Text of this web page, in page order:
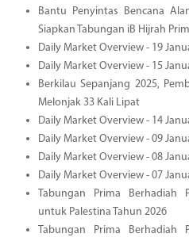
Bantu Penyintas Bencana
Siapkan Tabungan iB Hijrah
Daily Market Overview - 19
Daily Market Overview - 15
Berkilau Sepanjang 2025,
Melonjak 33 Kali Lipat
Daily Market Overview - 14
Daily Market Overview - 09
Daily Market Overview - 08
Daily Market Overview - 07
Tabungan Prima Berhadiah
untuk Palestina Tahun 2026
Tabungan Prima Berhadiah